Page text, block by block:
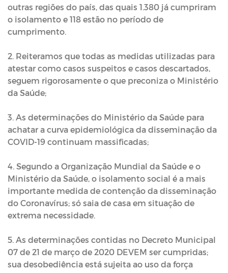
outras regiões do país, das quais 1.380 já cumpriram
o isolamento e 118 estão no período de
cumprimento.
2. Reiteramos que todas as medidas utilizadas para
atestar como casos suspeitos e casos descartados,
seguem rigorosamente o que preconiza o Ministério
da Saúde;
3. As determinações do Ministério da Saúde para
achatar a curva epidemiológica da disseminação da
COVID-19 continuam massificadas;
4. Segundo a Organização Mundial da Saúde e o
Ministério da Saúde, o isolamento social é a mais
importante medida de contenção da disseminação
do Coronavírus; só saia de casa em situação de
extrema necessidade.
5. As determinações contidas no Decreto Municipal
07 de 21 de março de 2020 DEVEM ser cumpridas;
sua desobediência está sujeita ao uso da força